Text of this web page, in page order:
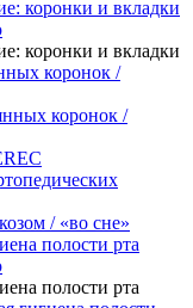
коронки и вкладки
коронки и вкладки
коронок /
коронок /
/ «во сне»
полости рта
полости рта